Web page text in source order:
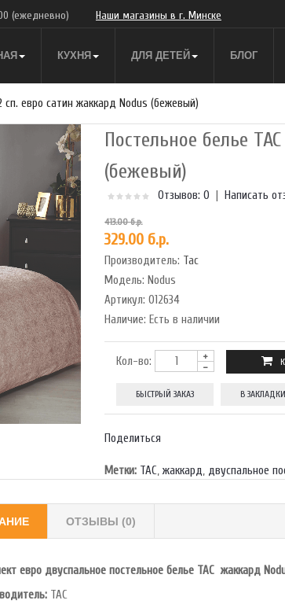
КУХНЯ ДЛЯ ДЕТЕЙ БЛОГ
(ежедневно) Наши магазины в г. Минске
сп. евро сатин жаккард Nodus (бежевый)
Постельное белье
(бежевый)
Отзывов: 0 Написать
413.00 б.р.
329.00 б.р.
Производитель: Tac
Модель: Nodus
Артикул:012634
Наличие: Есть в наличии
Кол-во:
БЫСТРЫЙ ЗАКАЗ В ЗАКЛАДКИ
Поделиться
Метки: TAC,жаккард, двуспальное
ОТЗЫВЫ (0)
евро двуспальное постельное белье TAC жаккард
TAC